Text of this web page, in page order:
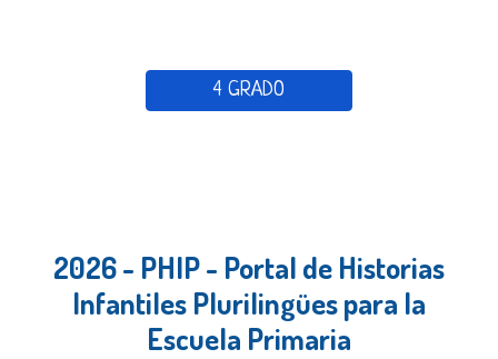
4 GRADO
2026 - PHIP - Portal de Historias
Infantiles Plurilingües para la
Escuela Primaria